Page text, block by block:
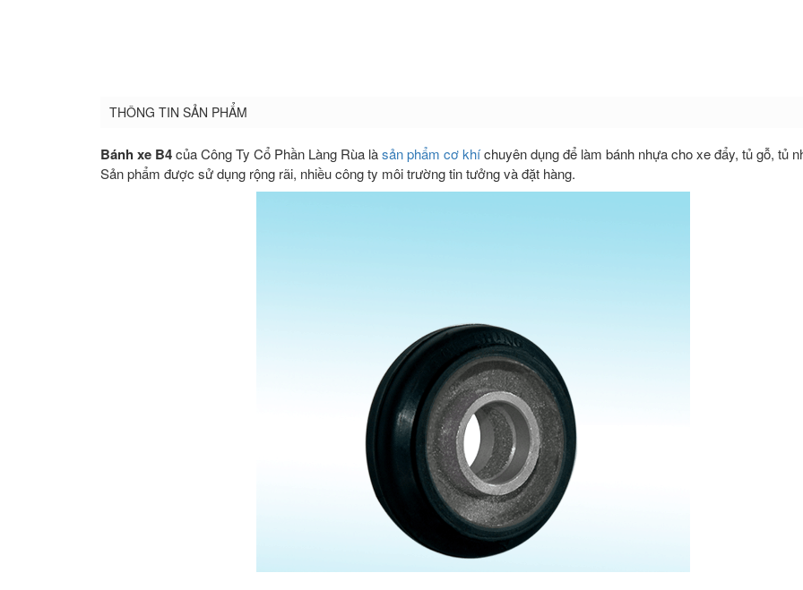
THÔNG TIN SẢN PHẨM
Bánh xe B4của Công Ty Cổ Phần Làng Rùa làsản phẩm cơ khíchuyên dụng để làm bánh nhựa cho xe đẩy, tủ gỗ, tủ
Sản phẩm được sử dụng rộng rãi, nhiều công ty môi trường tin tưởng và đặt hàng.